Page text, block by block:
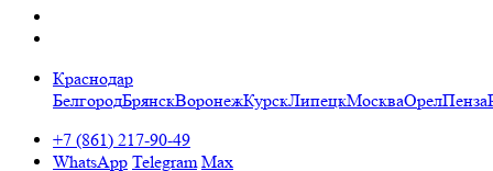
Краснодар
БелгородБрянскВоронежКурскЛипецкМоскваОрелПенза
+7 (861) 217-90-49
WhatsApp Telegram Max